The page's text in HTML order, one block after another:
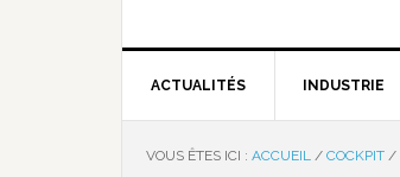
ACTUALITÉS INDUSTRIE
VOUS ÊTES ICI : ACCUEIL / COCKPIT /